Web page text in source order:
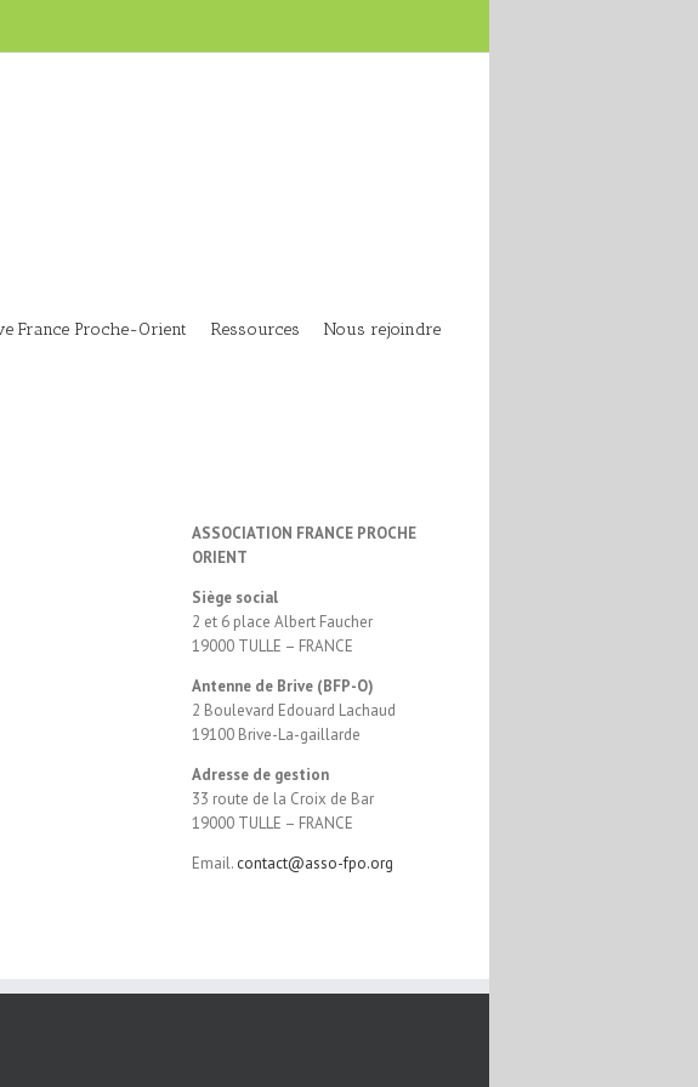
France Proche-Orient Ressources Nous rejoindre
ASSOCIATION FRANCE PROCHE
ORIENT
Siège social
2 et 6 place Albert Faucher
19000 TULLE – FRANCE
Antenne de Brive (BFP-O)
2 Boulevard Edouard Lachaud
19100 Brive-La-gaillarde
Adresse de gestion
33 route de la Croix de Bar
19000 TULLE – FRANCE
Email. contact@asso-fpo.org